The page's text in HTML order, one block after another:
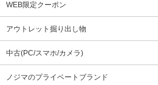
WEB限定クーポン
アウトレット掘り出し物
中古(PC/スマホ/カメラ)
ノジマのプライベートブランド